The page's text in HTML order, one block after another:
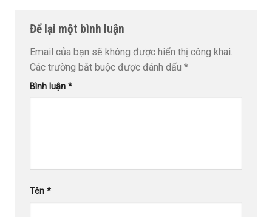
Để lại một bình luận
Email của bạn sẽ không được hiển thị công khai.
Các trường bắt buộc được đánh dấu *
Bình luận *
Tên *